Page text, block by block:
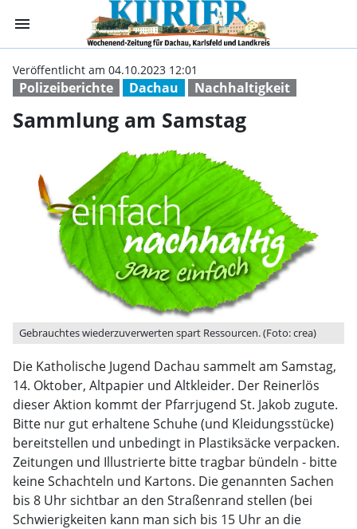
menu Sammlung am
Polizeiberichte Dachau Nachhaltigkeit
Veröffentlicht am 04.10.2023 12:01
Sammlung am Samstag
Gebrauchtes wiederzuverwerten spart Ressourcen. (Foto: crea)
Die Katholische Jugend Dachau sammelt am Samstag,
14. Oktober, Altpapier und Altkleider. Der Reinerlös
dieser Aktion kommt der Pfarrjugend St. Jakob zugute.
Bitte nur gut erhaltene Schuhe (und Kleidungsstücke)
bereitstellen und unbedingt in Plastiksäcke verpacken.
Zeitungen und Illustrierte bitte tragbar bündeln - bitte
keine Schachteln und Kartons. Die genannten Sachen
bis 8 Uhr sichtbar an den Straßenrand stellen (bei
Schwierigkeiten kann man sich bis 15 Uhr an die